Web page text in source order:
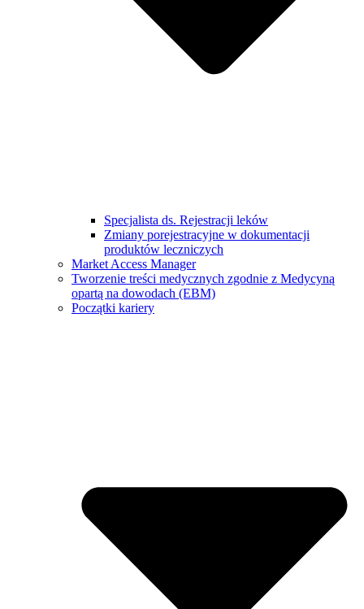
Specjalista ds. Rejestracji leków
Zmiany porejestracyjne w dokumentacji
produktów leczniczych
Market Access Manager
Tworzenie treści medycznych zgodnie z Medycyną
opartą na dowodach (EBM)
Początki kariery